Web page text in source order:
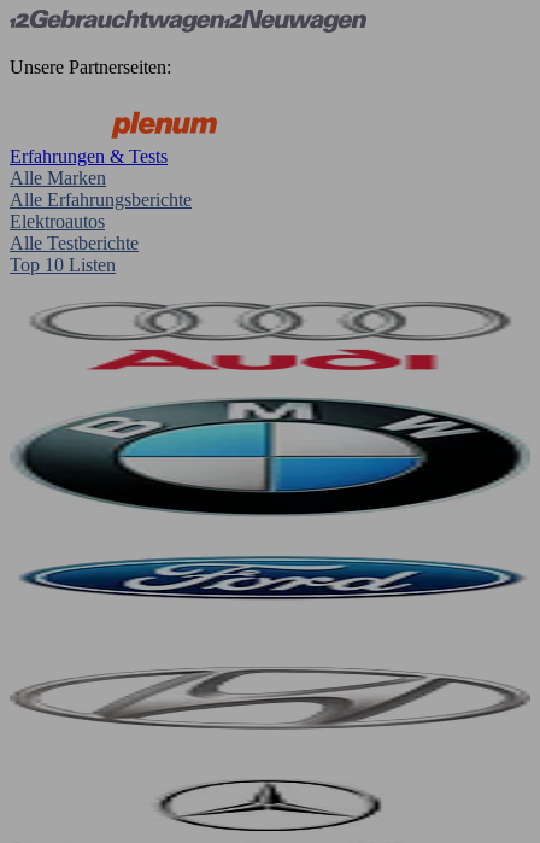
Unsere Partnerseiten:
Erfahrungen & Tests
Alle Marken
Alle Erfahrungsberichte
Elektroautos
Alle Testberichte
Top 10 Listen